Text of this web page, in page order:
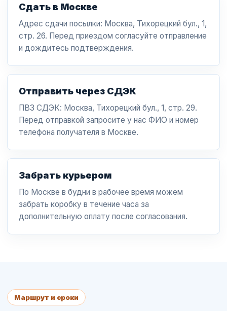
Сдать в Москве
Адрес сдачи посылки: Москва, Тихорецкий бул., 1,
стр. 26. Перед приездом согласуйте отправление
и дождитесь подтверждения.
Отправить через СДЭК
ПВЗ СДЭК: Москва, Тихорецкий бул., 1, стр. 29.
Перед отправкой запросите у нас ФИО и номер
телефона получателя в Москве.
Забрать курьером
По Москве в будни в рабочее время можем
забрать коробку в течение часа за
дополнительную оплату после согласования.
Маршрут и сроки